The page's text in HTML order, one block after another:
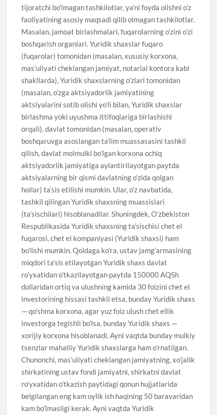
tijoratchi bo’lmagan tashkilotlar, ya’ni foyda olishni o’z
faoliyatining asosiy maqsadi qilib olmagan tashkilotlar.
Masalan, jamoat birlashmalari, fuqarolarning o’zini o’zi
boshqarish organlari. Yuridik shaxslar fuqaro
(fuqarolar) tomonidan (masalan, xususiy korxona,
mas’uliyati cheklangan jamiyat, notarial kontora kabi
shakllarda), Yuridik shaxslarning o’zlari tomonidan
(masalan, o’zga aktsiyadorlik jamiyatining
aktsiyalarini sotib olishi yo’li bilan, Yuridik shaxslar
birlashma yoki uyushma ittifoqlariga birlashishi
orqali), davlat tomonidan (masalan, operativ
boshqaruvga asoslangan ta’lim muassasasini tashkil
qilish, davlat molmulki bo’lgan korxona ochiq
aktsiyadorlik jamiyatiga aylantirilayotgan paytda
aktsiyalarning bir qismi davlatning o’zida qolgan
hollar) ta’sis etilishi mumkin. Ular, o’z navbatida,
tashkil qilingan Yuridik shaxsning muassislari
(ta’sischilari) hisoblanadilar. Shuningdek, O’zbekiston
Respublikasida Yuridik shaxsning ta’sischisi chet el
fuqarosi, chet el kompaniyasi (Yuridik shaxsi) ham
bo’lishi mumkin. Qoidaga ko’ra, ustav jamg’armasining
miqdori ta’sis etilayotgan Yuridik shaxs davlat
ro’yxatidan o’tkazilayotgan paytda 150000 AQSh
dollaridan ortiq va ulushning kamida 30 foizini chet el
investorining hissasi tashkil etsa, bunday Yuridik shaxs
— qo’shma korxona, agar yuz foiz ulush chet ellik
investorga tegishli bo’lsa, bunday Yuridik shaxs —
xorijiy korxona hisoblanadi. Ayni vaqtda bunday mulkiy
tsenzlar mahalliy Yuridik shaxslarga ham o’rnatilgan.
Chunonchi, mas’uliyati cheklangan jamiyatning, xo’jalik
shirkatining ustav fondi jamiyatni, shirkatni davlat
ro’yxatidan o’tkazish paytidagi qonun hujjatlarida
belgilangan eng kam oylik ish haqining 50 baravaridan
kam bo’lmasligi kerak. Ayni vaqtda Yuridik